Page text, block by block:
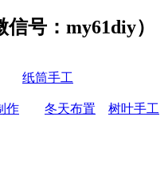
号：my61diy）
纸筒手工
作 冬天布置
树叶手工